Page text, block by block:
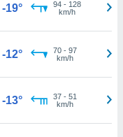
-19° 94 - 128
km/h
-12° 70- 97
km/h
-13° 37- 51
km/h